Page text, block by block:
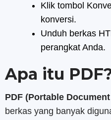
Klik tombol
konversi.
Unduh berkas
perangkat Anda.
Apa itu
PDF (Portable
berkas yang banyak